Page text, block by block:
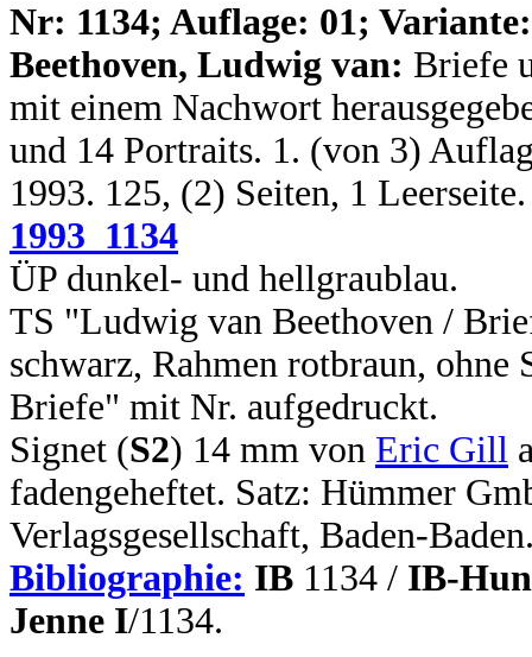
Nr: 1134; Auflage: 01;
Beethoven, Ludwig van: Briefe
mit einem Nachwort
und 14 Portraits. 1. (von 3)
1993. 125, (2) Seiten, 1
1993_1134
ÜP dunkel- und hellgraublau.
TS "Ludwig van Beethoven /
schwarz, Rahmen rotbraun,
Briefe" mit Nr. aufgedruckt.
Signet (S2) 14 mm von Eric Gill
fadengeheftet. Satz: Hümmer
Verlagsgesellschaft, Baden-
Bibliographie: IB 1134 / IB-
Jenne I/1134.